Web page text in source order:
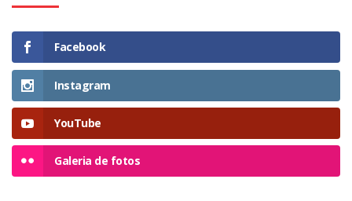
Facebook
Instagram
YouTube
Galeria de fotos